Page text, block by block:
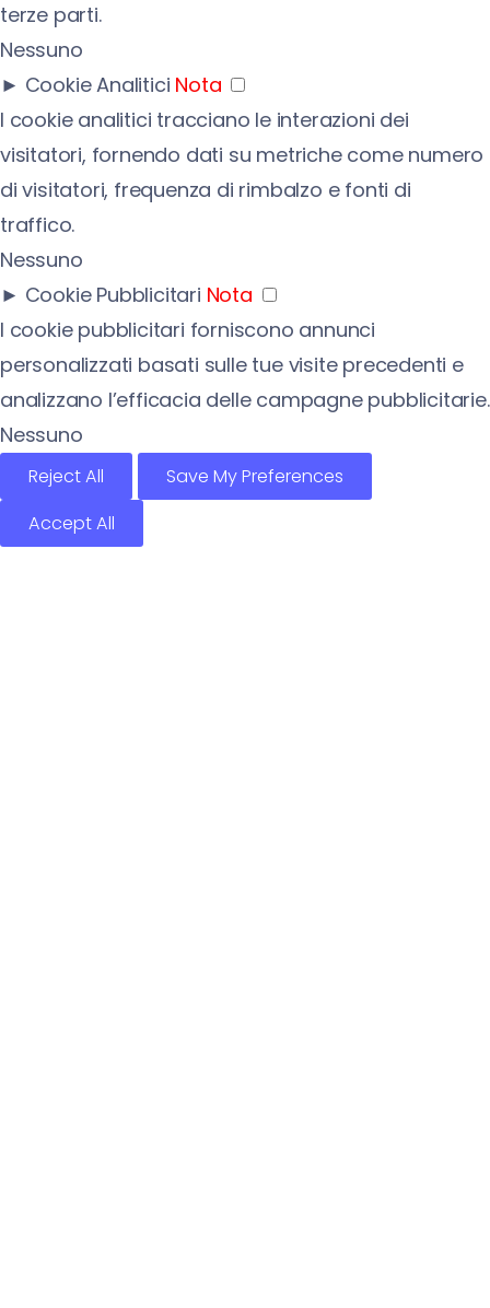
terze parti.
Nessuno
► Cookie Analitici Nota
I cookie analitici tracciano le interazioni dei
visitatori, fornendo dati su metriche come numero
di visitatori, frequenza di rimbalzo e fonti di
traffico.
Nessuno
► Cookie Pubblicitari Nota
I cookie pubblicitari forniscono annunci
personalizzati basati sulle tue visite precedenti e
analizzano l’efficacia delle campagne pubblicitarie.
Nessuno
Reject All
Save My Preferences
Accept All